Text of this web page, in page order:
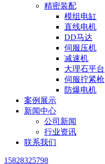
精密装配
模组电缸
直线电机
DD马达
伺服压机
减速机
大理石平台
伺服拧紧枪
防爆电机
案例展示
新闻中心
公司新闻
行业资讯
联系我们
15828325798